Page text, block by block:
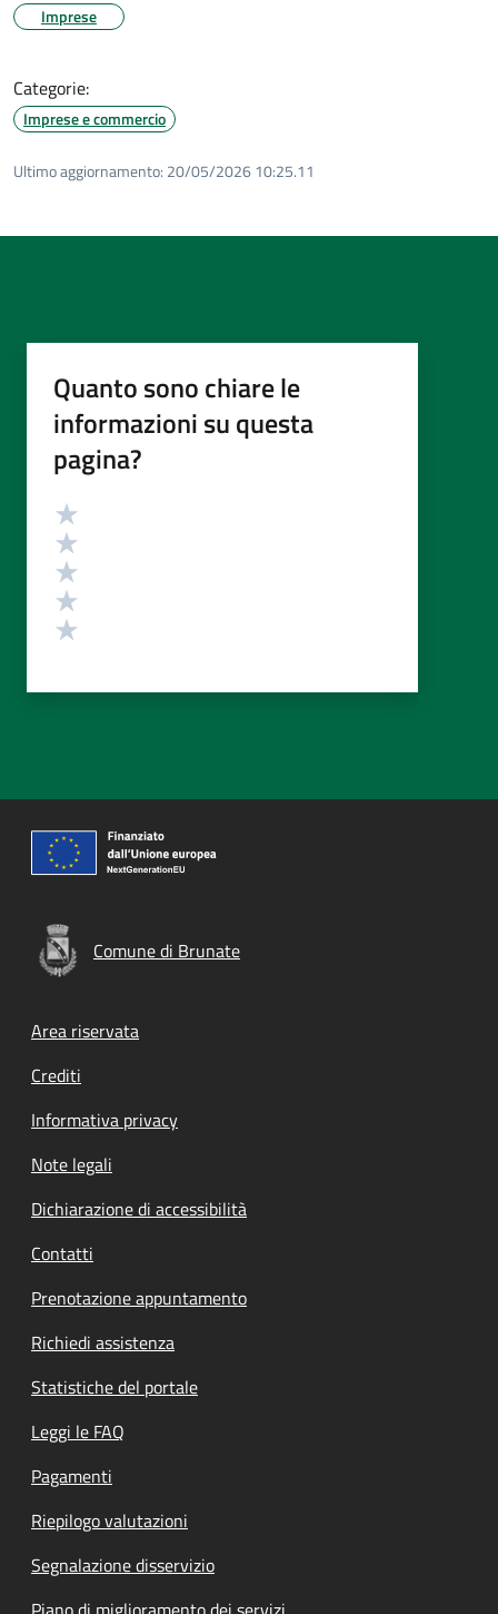
Imprese
Categorie:
Imprese e commercio
Ultimo aggiornamento: 20/05/2026 10:25.11
Quanto sono chiare le
informazioni su questa
pagina?
Valutazione
Comune di Brunate
Footer menu
Area riservata
Crediti
Informativa privacy
Note legali
Dichiarazione di accessibilità
Contatti
Prenotazione appuntamento
Richiedi assistenza
Statistiche del portale
Leggi le FAQ
Pagamenti
Riepilogo valutazioni
Segnalazione disservizio